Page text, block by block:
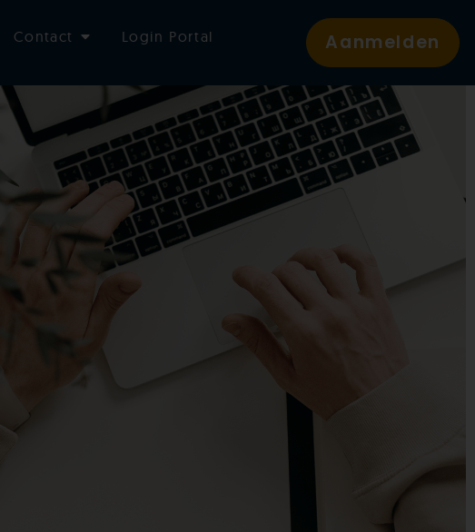
Contact Login Portal Aanmelden